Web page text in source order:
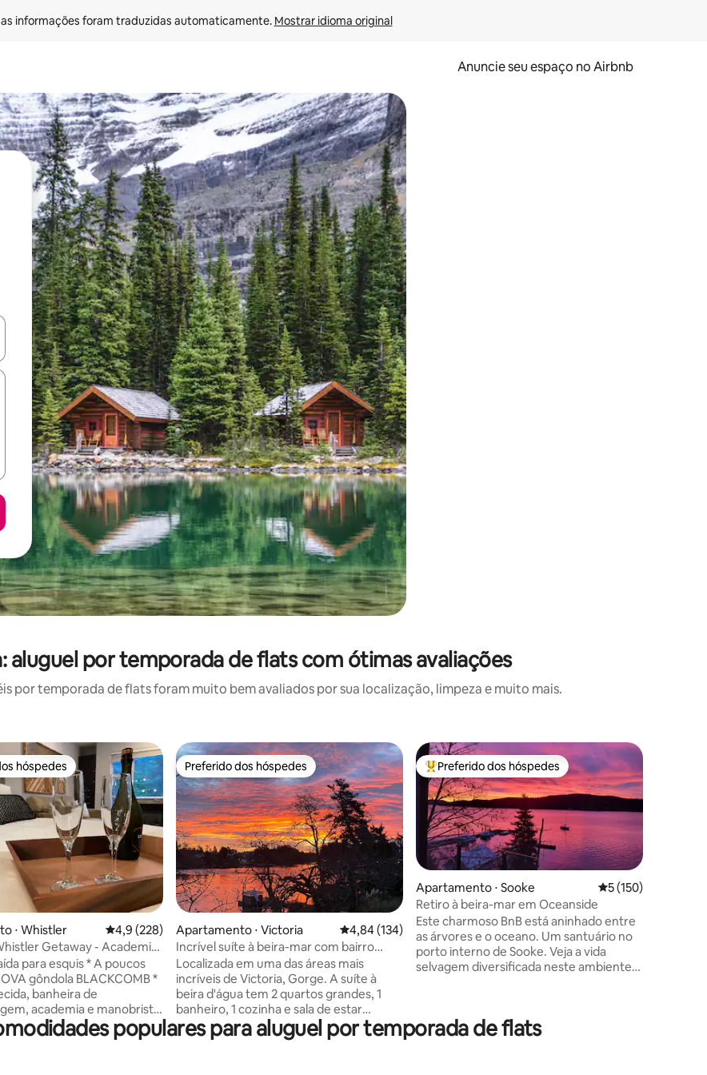
informações foram traduzidas automaticamente. Mostrar idioma original
Anuncie seu espaço no Airbnb
usando as seta para cima e para baixo do teclado ou tocando e deslizando o dedo na tela.
aluguel por temporada de flats com ótimas avaliações
por temporada de flats foram muito bem avaliados por sua localização, limpeza e muito mais.
de 5, 108 avaliações
hóspedes
hóspedes
⋅ Whistler 4,9 de uma avaliação média de 5, 228 avaliações
4,9 (228)
Getaway - Academia
para esquis * A poucos
gôndola BLACKCOMB *
banheira de
academia e manobrista
24 horas * Nova
de pelúcia * Cozinha
Preferido dos hóspedes
Preferido dos hóspedes
Apartamento ⋅ Victoria 4,84 de uma avaliação média de 5, 134 avaliações
4,84 (134)
Incrível suíte à beira-mar com bairro
agradável
Localizada em uma das áreas mais
incríveis de Victoria, Gorge. A suíte à
beira d'água tem 2 quartos grandes, 1
banheiro, 1 cozinha e sala de estar
distribuídos no primeiro andar, em um
bairro tranquilo, familiar e acolhedor. A
Entre os melhores preferidos dos hóspedes
Preferido dos hóspedes
Apartamento ⋅ Sooke 5 de uma avaliação
5 (150)
Retiro à beira-mar em Oceanside
Este charmoso BnB está aninhado entre
as árvores e o oceano. Um santuário no
porto interno de Sooke. Veja a vida
selvagem diversificada neste ambiente
passe vagando. Você pode ver baleias do
populares para aluguel por temporada de flats